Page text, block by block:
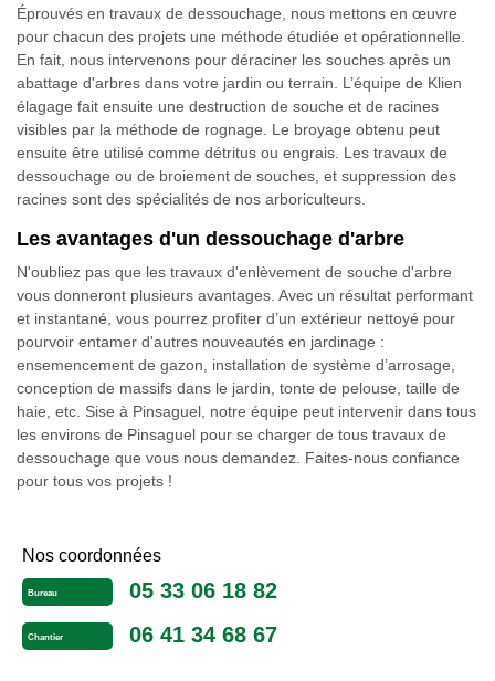
Éprouvés en travaux de dessouchage, nous mettons en œuvre
pour chacun des projets une méthode étudiée et opérationnelle.
En fait, nous intervenons pour déraciner les souches après un
abattage d'arbres dans votre jardin ou terrain. L’équipe de Klien
élagage fait ensuite une destruction de souche et de racines
visibles par la méthode de rognage. Le broyage obtenu peut
ensuite être utilisé comme détritus ou engrais. Les travaux de
dessouchage ou de broiement de souches, et suppression des
racines sont des spécialités de nos arboriculteurs.
Les avantages d'un dessouchage d'arbre
N'oubliez pas que les travaux d'enlèvement de souche d'arbre
vous donneront plusieurs avantages. Avec un résultat performant
et instantané, vous pourrez profiter d’un extérieur nettoyé pour
pourvoir entamer d'autres nouveautés en jardinage :
ensemencement de gazon, installation de système d’arrosage,
conception de massifs dans le jardin, tonte de pelouse, taille de
haie, etc. Sise à Pinsaguel, notre équipe peut intervenir dans tous
les environs de Pinsaguel pour se charger de tous travaux de
dessouchage que vous nous demandez. Faites-nous confiance
pour tous vos projets !
Nos coordonnées
Bureau 05 33 06 18 82
Chantier 06 41 34 68 67